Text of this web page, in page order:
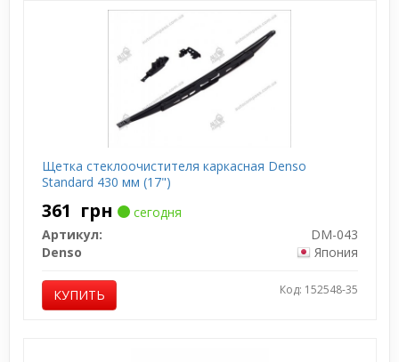
Щетка стеклоочистителя каркасная Denso
Standard 430 мм (17")
361 грн
сегодня
Артикул:
DM-043
Denso
Япония
КУПИТЬ Код: 152548-35